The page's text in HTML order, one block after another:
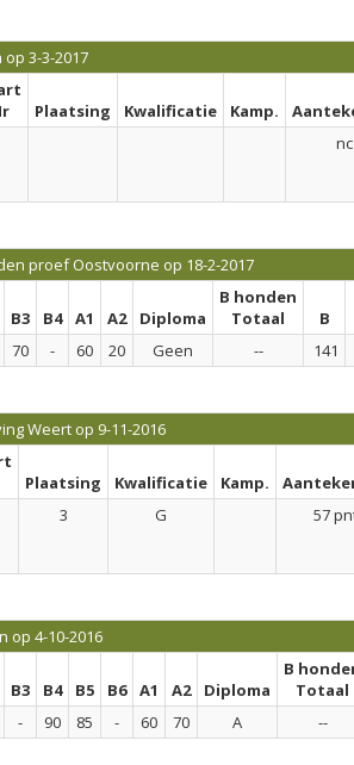
3-3-2017
Plaatsing Kwalificatie Kamp.
nc
proef Oostvoorne op 18-2-2017
B3 B4 A1 A2 Diploma
B honden
Totaal
B
70 - 60 20 Geen -- 141
Weert op 9-11-2016
Plaatsing Kwalificatie Kamp.
3 G 57
op 4-10-2016
B3 B4 B5 B6 A1 A2 Diploma
B
Totaal
- 90 85 - 60 70 A --